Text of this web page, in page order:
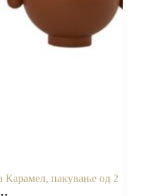
Карамел, пакување од 2